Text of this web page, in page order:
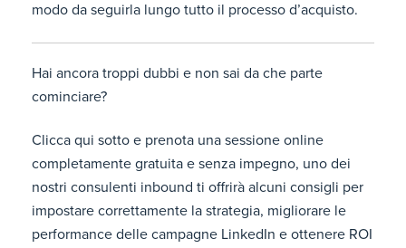
modo da seguirla lungo tutto il processo d’acquisto.
Hai ancora troppi dubbi e non sai da che parte
cominciare?
Clicca qui sotto e prenota una sessione online
completamente gratuita e senza impegno, uno dei
nostri consulenti inbound ti offrirà alcuni consigli per
impostare correttamente la strategia, migliorare le
performance delle campagne LinkedIn e ottenere ROI